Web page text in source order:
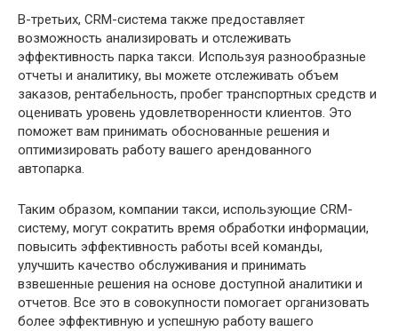
В-третьих, CRM-система также предоставляет
возможность анализировать и отслеживать
эффективность парка такси. Используя разнообразные
отчеты и аналитику, вы можете отслеживать объем
заказов, рентабельность, пробег транспортных средств и
оценивать уровень удовлетворенности клиентов. Это
поможет вам принимать обоснованные решения и
оптимизировать работу вашего арендованного
автопарка.
Таким образом, компании такси, использующие CRM-
систему, могут сократить время обработки информации,
повысить эффективность работы всей команды,
улучшить качество обслуживания и принимать
взвешенные решения на основе доступной аналитики и
отчетов. Все это в совокупности помогает организовать
более эффективную и успешную работу вашего